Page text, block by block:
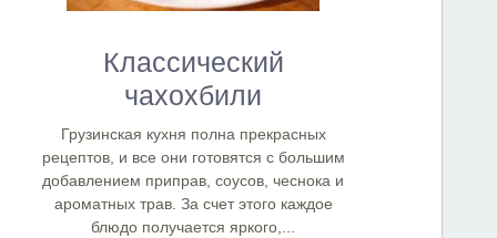
Классический
чахохбили
Грузинская кухня полна прекрасных
рецептов, и все они готовятся с большим
добавлением приправ, соусов, чеснока и
ароматных трав. За счет этого каждое
блюдо получается яркого,...